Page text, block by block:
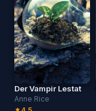
Der Vampir Lestat
Anne Rice